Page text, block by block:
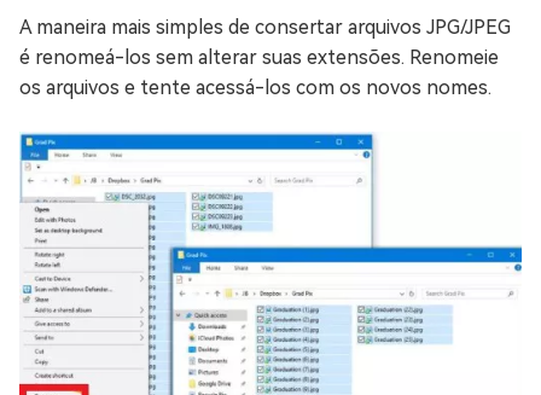
A maneira mais simples de consertar arquivos JPG/JPEG
é renomeá-los sem alterar suas extensões. Renomeie
os arquivos e tente acessá-los com os novos nomes.